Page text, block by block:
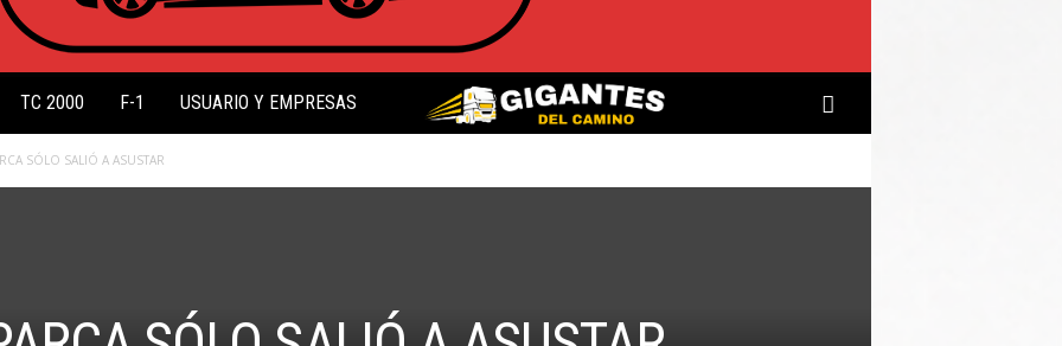
TC 2000 F-1 USUARIO Y EMPRESAS
SÓLO SALIÓ A ASUSTAR